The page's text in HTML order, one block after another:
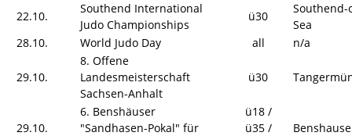
22.10.
Southend International
Judo Championships
ü30
Southend-
Sea
28.10.
World Judo Day all n/a
29.10.
8. Offene
Landesmeisterschaft
Sachsen-Anhalt
ü30
29.10.
6. Benshäuser
"Sandhasen-Pokal" für
ü18 /
ü35 /